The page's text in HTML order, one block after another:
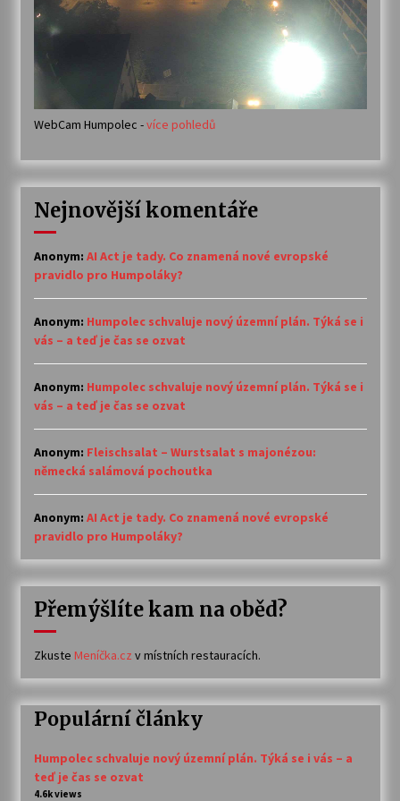
WebCam Humpolec -více pohledů
Nejnovější komentáře
Anonym: AI Act je tady. Co znamená nové evropské
pravidlo pro Humpoláky?
Anonym: Humpolec schvaluje nový územní plán. Týká se i
vás – a teď je čas se ozvat
Anonym: Humpolec schvaluje nový územní plán. Týká se i
vás – a teď je čas se ozvat
Anonym: Fleischsalat – Wurstsalat s majonézou:
německá salámová pochoutka
Anonym: AI Act je tady. Co znamená nové evropské
pravidlo pro Humpoláky?
Přemýšlíte kam na oběd?
Zkuste Meníčka.cz v místních restauracích.
Populární články
Humpolec schvaluje nový územní plán. Týká se i vás – a
teď je čas se ozvat
4.6k views